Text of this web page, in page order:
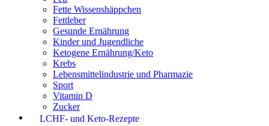
Fette Wissenshäppchen
Fettleber
Gesunde Ernährung
Kinder und Jugendliche
Ketogene Ernährung/Keto
Krebs
Lebensmittelindustrie und Pharmazie
Sport
Vitamin D
Zucker
LCHF- und Keto-Rezepte